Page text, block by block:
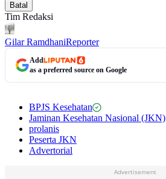
Batal
Tim Redaksi
Gilar RamdhaniReporter
Add
as a preferred source on Google
BPJS Kesehatan
Jaminan Kesehatan Nasional (JKN)
prolanis
Peserta JKN
Advertorial
Advertisement